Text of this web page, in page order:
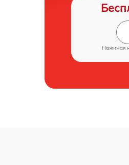
Нажимая